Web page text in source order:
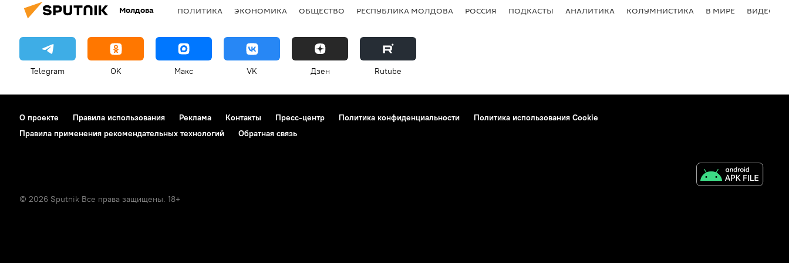
Молдова ПОЛИТИКА ЭКОНОМИКА ОБЩЕСТВО РЕСПУБЛИКА МОЛДОВА РОССИЯ ПОДКАСТЫ АНАЛИТИКА КОЛУМНИСТИКА В МИРЕ ВИДЕО
Telegram OK Макс VK Дзен Rutube
О проекте Правила использования Реклама Контакты Пресс-центр Политика конфиденциальности
Политика использования Cookie
Правила применения рекомендательных технологий
Обратная связь
© 2026 Sputnik Все права защищены. 18+